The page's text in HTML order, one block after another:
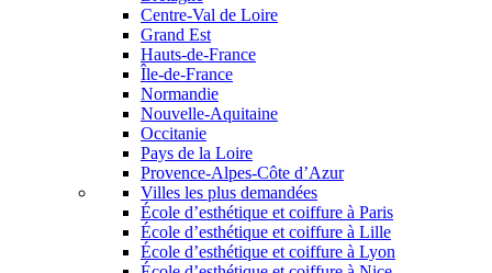
Centre-Val de Loire
Grand Est
Hauts-de-France
Île-de-France
Normandie
Nouvelle-Aquitaine
Occitanie
Pays de la Loire
Provence-Alpes-Côte d’Azur
Villes les plus demandées
École d’esthétique et coiffure à Paris
École d’esthétique et coiffure à Lille
École d’esthétique et coiffure à Lyon